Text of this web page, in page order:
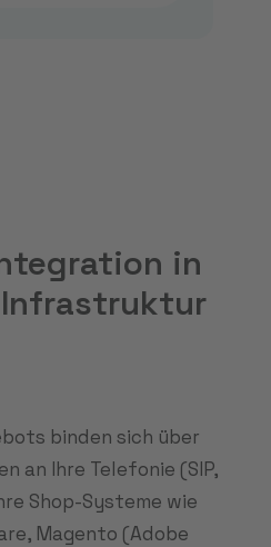
in
binden sich über
an Ihre Telefonie (SIP,
Shop-Systeme wie
Magento (Adobe